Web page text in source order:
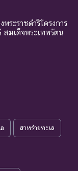
ระราชดำริโครงการ
สมเด็จพระเทพรัตน
สาหร่ายทะเล